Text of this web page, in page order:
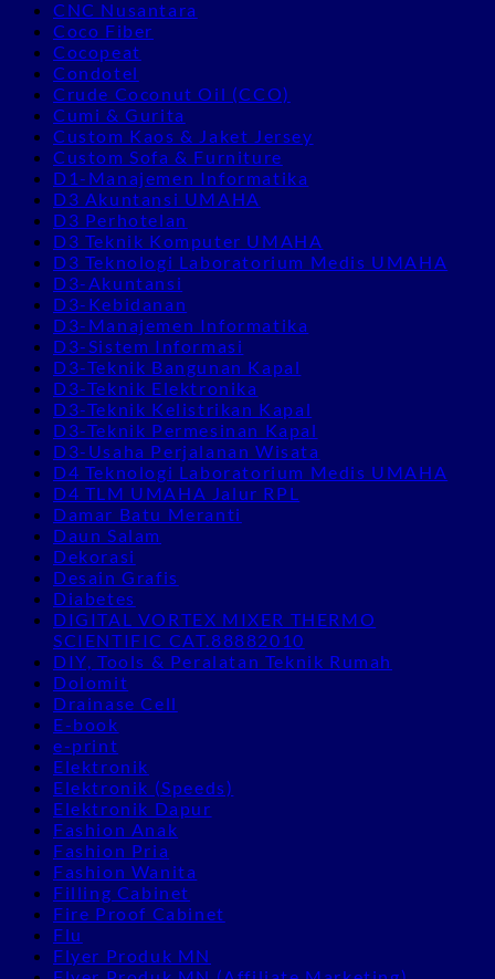
CNC Nusantara
Coco Fiber
Cocopeat
Condotel
Crude Coconut Oil (CCO)
Cumi & Gurita
Custom Kaos & Jaket Jersey
Custom Sofa & Furniture
D1-Manajemen Informatika
D3 Akuntansi UMAHA
D3 Perhotelan
D3 Teknik Komputer UMAHA
D3 Teknologi Laboratorium Medis UMAHA
D3-Akuntansi
D3-Kebidanan
D3-Manajemen Informatika
D3-Sistem Informasi
D3-Teknik Bangunan Kapal
D3-Teknik Elektronika
D3-Teknik Kelistrikan Kapal
D3-Teknik Permesinan Kapal
D3-Usaha Perjalanan Wisata
D4 Teknologi Laboratorium Medis UMAHA
D4 TLM UMAHA Jalur RPL
Damar Batu Meranti
Daun Salam
Dekorasi
Desain Grafis
Diabetes
DIGITAL VORTEX MIXER THERMO
SCIENTIFIC CAT.88882010
DIY, Tools & Peralatan Teknik Rumah
Dolomit
Drainase Cell
E-book
e-print
Elektronik
Elektronik (Speeds)
Elektronik Dapur
Fashion Anak
Fashion Pria
Fashion Wanita
Filling Cabinet
Fire Proof Cabinet
Flu
Flyer Produk MN